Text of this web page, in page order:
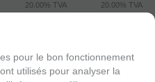
20.00% TVA
+
20.00%TVA
+
pour le bon fonctionnement
utilisés pour analyser la